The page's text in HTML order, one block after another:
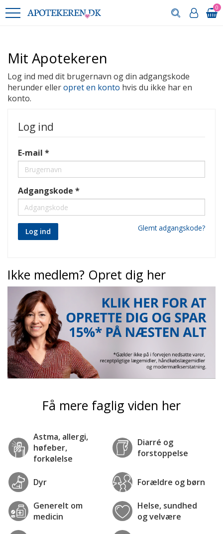
0
Mit Apotekeren
Log ind med dit brugernavn og din adgangskode
herunder elleropret en konto hvis du ikke har en
konto.
Log ind
E-mail
Adgangskode
Log ind Glemt adgangskode?
Ikke medlem? Opret dig her
Få mere faglig viden her
Astma, allergi,
høfeber,
forkølelse
Diarré og
forstoppelse
Dyr Forældre og børn
Generelt om
medicin
Helse, sundhed
og velvære